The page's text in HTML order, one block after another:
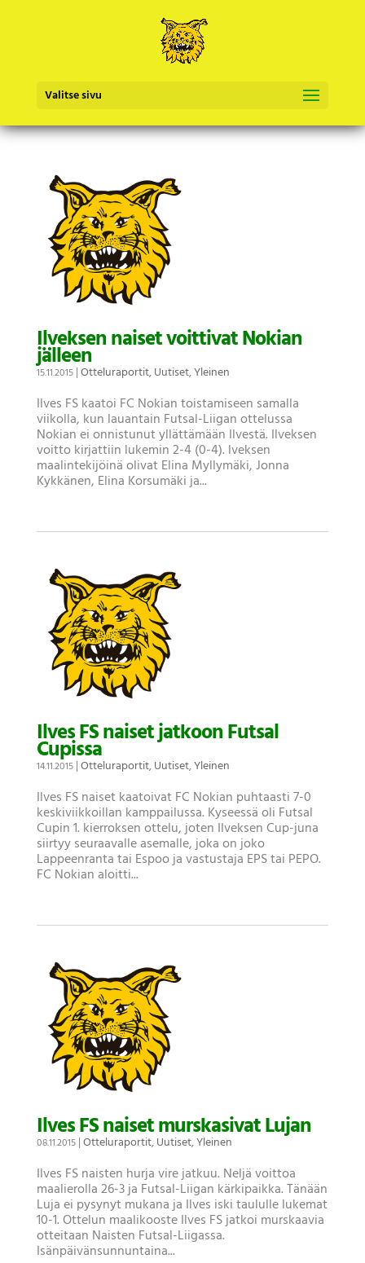
Valitse sivu
Ilveksen naiset voittivat Nokian
jälleen
15.11.2015|Otteluraportit,Uutiset,Yleinen
Ilves FS kaatoi FC Nokian toistamiseen samalla
viikolla, kun lauantain Futsal-Liigan ottelussa
Nokian ei onnistunut yllättämään Ilvestä. Ilveksen
voitto kirjattiin lukemin 2-4 (0-4). lveksen
maalintekijöinä olivat Elina Myllymäki, Jonna
Kykkänen, Elina Korsumäki ja...
Ilves FS naiset jatkoon Futsal
Cupissa
14.11.2015|Otteluraportit,Uutiset,Yleinen
Ilves FS naiset kaatoivat FC Nokian puhtaasti 7-0
keskiviikkoillan kamppailussa. Kyseessä oli Futsal
Cupin 1. kierroksen ottelu, joten Ilveksen Cup-juna
siirtyy seuraavalle asemalle, joka on joko
Lappeenranta tai Espoo ja vastustaja EPS tai PEPO.
FC Nokian aloitti...
Ilves FS naiset murskasivat Lujan
08.11.2015|Otteluraportit,Uutiset,Yleinen
Ilves FS naisten hurja vire jatkuu. Neljä voittoa
maalierolla 26-3 ja Futsal-Liigan kärkipaikka. Tänään
Luja ei pysynyt mukana ja Ilves iski taululle lukemat
10-1. Ottelun maalikooste Ilves FS jatkoi murskaavia
otteitaan Naisten Futsal-Liigassa.
Isänpäivänsunnuntaina...